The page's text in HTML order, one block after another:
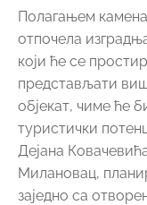
Полагањем
отпочела
који ће се
представљати
објекат, чиме ће
туристички
Дејана
Милановац,
заједно са